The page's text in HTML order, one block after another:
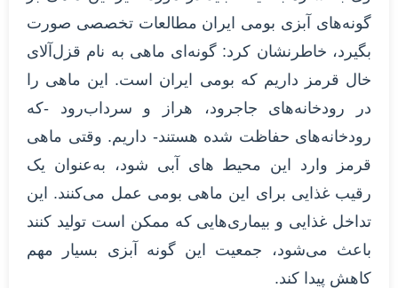
گونه‌های آبزی بومی ایران مطالعات تخصصی صورت
بگیرد، خاطرنشان کرد: گونه‌ای ماهی به نام قزل‌آلای
خال قرمز داریم که بومی ایران است. این ماهی را
در رودخانه‌های جاجرود، هراز و سرداب‌رود -که
رودخانه‌های حفاظت شده هستند- داریم. وقتی ماهی
قرمز وارد این محیط های آبی شود، به‌عنوان یک
رقیب غذایی برای این ماهی بومی عمل می‌کنند. این
تداخل غذایی و بیماری‌هایی که ممکن است تولید کنند
باعث می‌شود، جمعیت این گونه آبزی بسیار مهم
کاهش پیدا کند.